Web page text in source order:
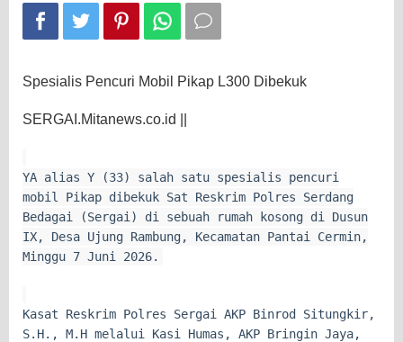
Spesialis Pencuri Mobil Pikap L300 Dibekuk
SERGAI.Mitanews.co.id ||
YA alias Y (33) salah satu spesialis pencuri
mobil Pikap dibekuk Sat Reskrim Polres Serdang
Bedagai (Sergai) di sebuah rumah kosong di Dusun
IX, Desa Ujung Rambung, Kecamatan Pantai Cermin,
Minggu 7 Juni 2026.
Kasat Reskrim Polres Sergai AKP Binrod Situngkir,
S.H., M.H melalui Kasi Humas, AKP Bringin Jaya,